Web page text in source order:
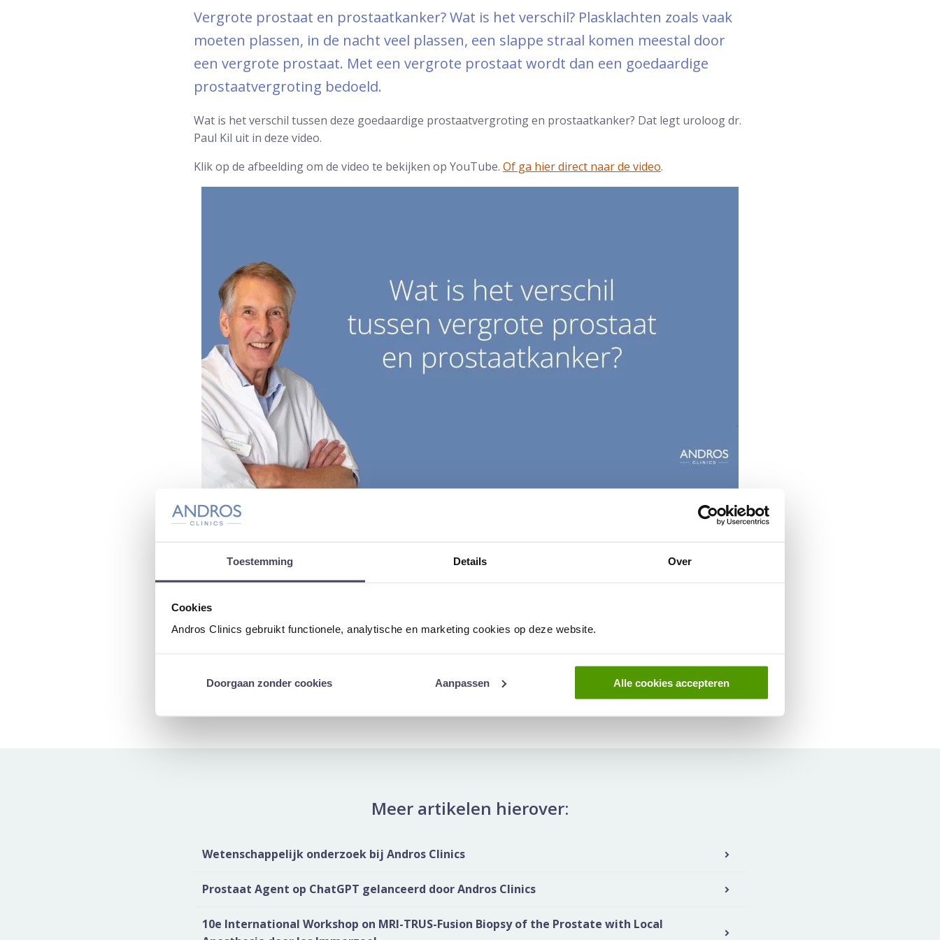
Toestemming Details Over
Cookies
Andros Clinics gebruikt functionele, analytische en marketing cookies op deze website.
Doorgaan zonder cookies Aanpassen Alle cookies accepteren
Vergrote prostaat en prostaatkanker? Wat is het verschil? Plasklachten zoals vaak
moeten plassen, in de nacht veel plassen, een slappe straal komen meestal door
een vergrote prostaat. Met een vergrote prostaat wordt dan een goedaardige
prostaatvergroting bedoeld.
Wat is het verschil tussen deze goedaardige prostaatvergroting en prostaatkanker? Dat legt uroloog dr.
Paul Kil uit in deze video.
Klik op de afbeelding om de video te bekijken op YouTube. Of ga hier direct naar de video.
Auteur:Dr. Paul Kil
Deel dit via Whatsapp Delen via de Mail
Meer artikelen hierover:
Wetenschappelijk onderzoek bij Andros Clinics
Prostaat Agent op ChatGPT gelanceerd door Andros Clinics
10e International Workshop on MRI-TRUS-Fusion Biopsy of the Prostate with Local